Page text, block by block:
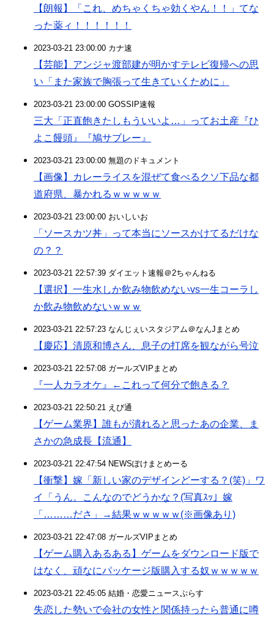
【朗報】「これ、めちゃくちゃ効くやん！！」てな
った薬ィ！！！！！！
2023-03-21 23:00:00 カナ速
【芸能】アンジャ渡部建が明かすテレビ復帰への思
い「また家族で胸張って生きていくために」
2023-03-21 23:00:00 GOSSIP速報
三大「正直飽きたしもういいよ…」ってお土産『ひ
よこ饅頭』『鳩サブレー』
2023-03-21 23:00:00 無題のドキュメント
【画像】カレーライスを混ぜて食べるクソ下品な都
道府県、暴かれるｗｗｗｗｗ
2023-03-21 23:00:00 おいしいお
「ソースカツ丼」って本当にソースかけてるだけな
の？？
2023-03-21 22:57:39 ダイエット速報＠2ちゃんねる
【選択】一生水しか飲み物飲めないvs一生コーラし
か飲み物飲めないｗｗｗ
2023-03-21 22:57:23 なんじぇいスタジアム＠なんJまとめ
【慶応】清原和博さん、息子の打席を観ながら号泣
2023-03-21 22:57:08 ガールズVIPまとめ
『一人カラオケ』←これって何分で飽きる？
2023-03-21 22:50:21 えび通
【ゲーム業界】誰もが潰れると思ったあの企業、ま
さかの急成長【流通】
2023-03-21 22:47:54 NEWSぽけまとめーる
【衝撃】嫁「新しい家のデザインどーする？(笑)」ワ
イ「うん。こんなのでどうかな？(写真ｽｯ」嫁
「………ださ」→結果ｗｗｗｗｗ(※画像あり)
2023-03-21 22:47:08 ガールズVIPまとめ
【ゲーム購入あるある】ゲームをダウンロード版で
はなく、頑なにパッケージ版購入する奴ｗｗｗｗｗ
2023-03-21 22:45:05 結婚・恋愛ニュースぷらす
失恋した勢いで会社の女性と関係持ったら普通に噂